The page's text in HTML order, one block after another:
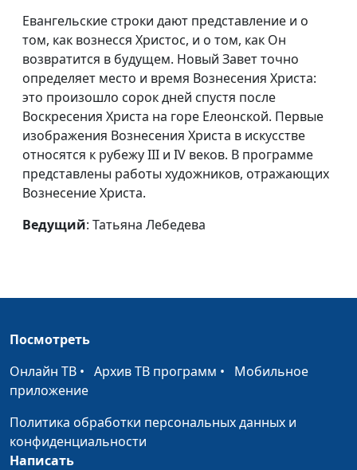
Божья любовь в
камне
Алексей Лысаков
Голгофа и
воскресение Михая
Мункачи
Алексей Лысаков #108
Если Бог за нас, кто
против нас?
Алексей Лысаков
Трагедия гуманизма
Серебрякова. Добро
в каждой картине
Жан Вейднер.
Человек с большим
сердцем
Алексей Лысаков
Борис Кустодиев.
Евангельские строки дают представление и о
том, как вознесся Христос, и о том, как Он
возвратится в будущем. Новый Завет точно
определяет место и время Вознесения Христа:
это произошло сорок дней спустя после
Воскресения Христа на горе Елеонской. Первые
изображения Вознесения Христа в искусстве
относятся к рубежу III и IV веков. В программе
представлены работы художников, отражающих
Вознесение Христа.
Ведущий: Татьяна Лебедева
Посмотреть
Онлайн ТВ • Архив ТВ программ • Мобильное
приложение
Политика обработки персональных данных и
конфиденциальности
Написать